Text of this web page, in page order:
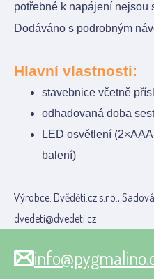
potřebné k napájení nejsou
Dodáváno s podrobným
Hlavní vlastnosti:
stavebnice včetně
odhadovaná doba
LED osvětlení
balení)
Výrobce: Dvěděti.cz s.r.o.,
dvedeti@dvedeti.cz